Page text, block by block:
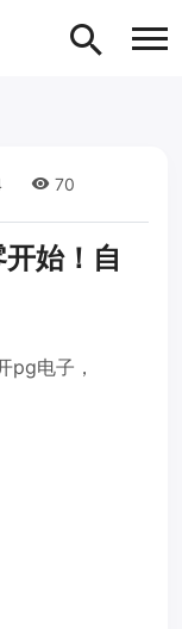
70
始！自
pg电子，